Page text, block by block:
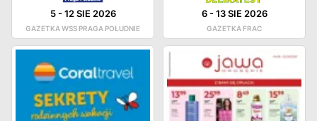
5-12 SIE 2026
GAZETKA WSS PRAGA POŁUDNIE
6-13 SIE 2026
GAZETKA FRAC